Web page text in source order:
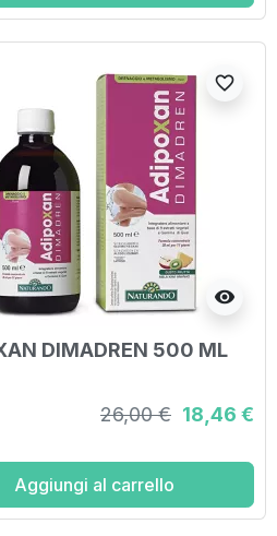
visibility
favorite_border
DIMADREN 500 ML
26,00 € 18,46 €
Aggiungi al carrello